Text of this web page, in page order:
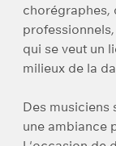
chorégraphes,
qui se veut un
milieux de la
Des musiciens
une ambiance